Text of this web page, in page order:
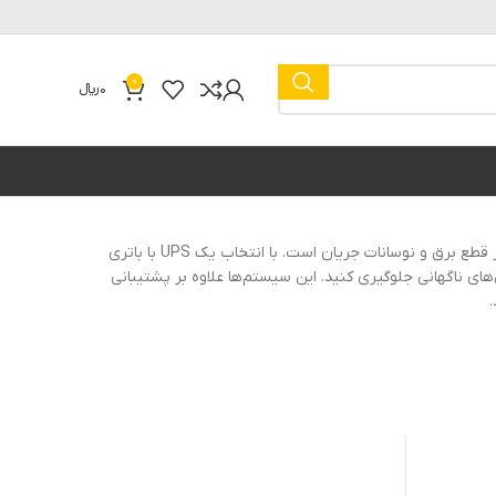
0
0﷼
یو پی اس آنلاین برای جک پارکینگ راه حلی مطمئن برای محافظت از درب برقی شما در برابر قطع برق و نوسانات جریان است. با انتخاب یک UPS با باتری
ناگهانی جلوگیری کنید. این سیستم‌ها علاوه بر پشتیبانی